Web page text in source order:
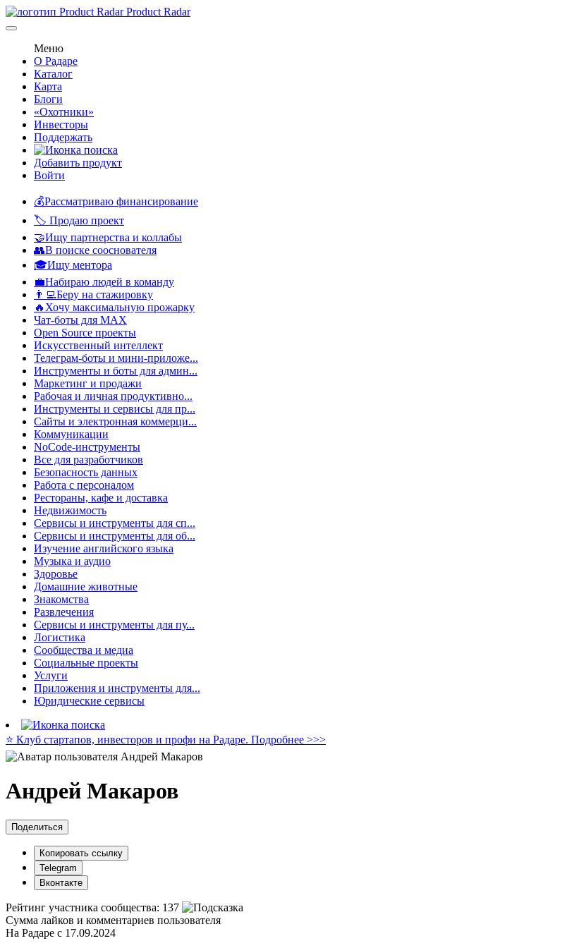
Product Radar
Меню
О Радаре
Каталог
Карта
Блоги
«Охотники»
Инвесторы
Поддержать
Добавить продукт
Войти
💰Рассматриваю финансирование
🏷️ Продаю проект
🤝Ищу партнерства и коллабы
👥В поиске сооснователя
🎓Ищу ментора
💼Набираю людей в команду
👨‍💻Беру на стажировку
🔥Хочу максимальную прожарку
Чат-боты для MAX
Open Source проекты
Искусственный интеллект
Телеграм-боты и мини-приложе...
Инструменты и боты для админ...
Маркетинг и продажи
Рабочая и личная продуктивно...
Инструменты и сервисы для пр...
Сайты и электронная коммерци...
Коммуникации
NoCode-инструменты
Все для разработчиков
Безопасность данных
Работа с персоналом
Рестораны, кафе и доставка
Недвижимость
Сервисы и инструменты для сп...
Сервисы и инструменты для об...
Изучение английского языка
Музыка и аудио
Здоровье
Домашние животные
Знакомства
Развлечения
Сервисы и инструменты для пу...
Логистика
Сообщества и медиа
Социальные проекты
Услуги
Приложения и инструменты для...
Юридические сервисы
⭐️ Клуб стартапов, инвесторов и профи на Радаре. Подробнее >>>
Андрей Макаров
Поделиться
Копировать ссылку
Telegram
Вконтакте
Рейтинг участника сообщества: 137
Сумма лайков и комментариев пользователя
На Радаре с 17.09.2024